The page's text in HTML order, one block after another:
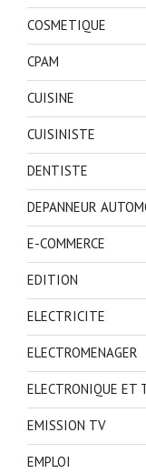
COSMETIQUE
CPAM
CUISINE
CUISINISTE
DENTISTE
DEPANNEUR
E-COMMERCE
EDITION
ELECTRICITE
ELECTROMENAGER
ELECTRONIQUE ET
EMISSION TV
EMPLOI